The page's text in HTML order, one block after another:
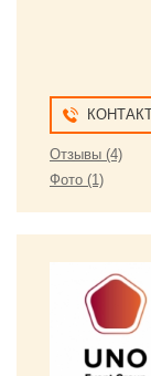
Отзывы (4)
Фото (1)